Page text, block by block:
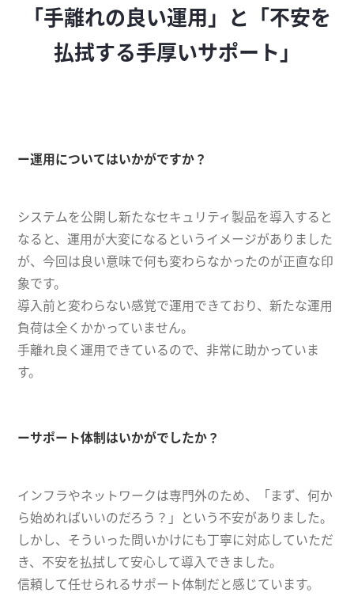
「手離れの良い運用」と「不安を
払拭する手厚いサポート」
ー運用についてはいかがですか？
システムを公開し新たなセキュリティ製品を導入すると
なると、運用が大変になるというイメージがありました
が、今回は良い意味で何も変わらなかったのが正直な印
象です。
導入前と変わらない感覚で運用できており、新たな運用
負荷は全くかかっていません。
手離れ良く運用できているので、非常に助かっていま
す。
ーサポート体制はいかがでしたか？
インフラやネットワークは専門外のため、「まず、何か
ら始めればいいのだろう？」という不安がありました。
しかし、そういった問いかけにも丁寧に対応していただ
き、不安を払拭して安心して導入できました。
信頼して任せられるサポート体制だと感じています。